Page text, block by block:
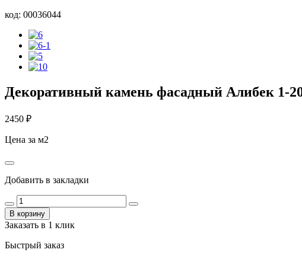
код: 00036044
Декоративный камень фасадный Алибек 1-
2450 ₽
Цена за м2
Добавить в закладки
В корзину
Заказать в 1 клик
Быстрый заказ